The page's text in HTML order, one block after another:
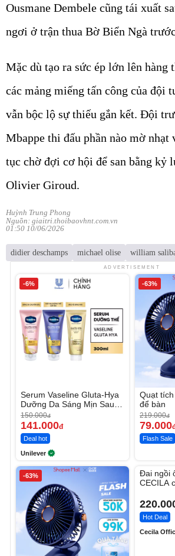
Ousmane Dembele cũng tái xuất
ngơi ở trận thua Bờ Biển Ngà
Mặc dù tạo ra sức ép lớn lên hàng
các mảng miếng tấn công của đội
vẫn bộc lộ sự thiếu gắn kết. Đội
Mbappe thi đấu phần nào mờ nhạt
tục chờ đợi cơ hội để san bằng kỷ
Olivier Giroud.
Huỳnh Trung Phong
Nguồn: giaitri.thoibaovhnt.com.vn
01:50 10/06/2026
didier deschamps michael olise william
ADVERTISEMENT
-6%
Serum Vaseline Gluta-Hya
Dưỡng Da Sáng Mịn Sau 7
Ngày
150.000đ
141.000đ
Deal hot
Unilever
-63%
Quạt
để bàn
219.000đ
79.000
Flash Sale
-63%
Đai ngồi
CECILA
Hot Deal
Cecila